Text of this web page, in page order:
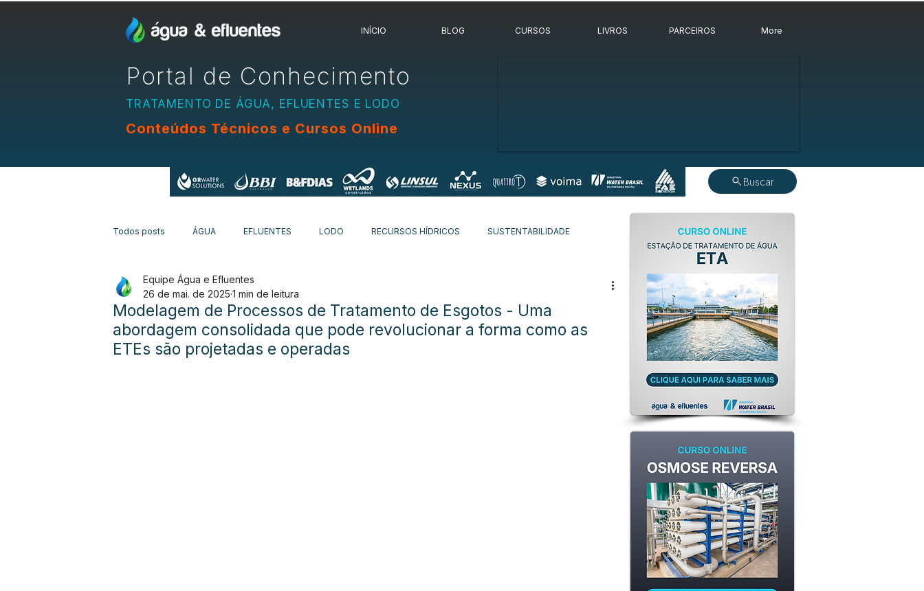
INÍCIO BLOG CURSOS LIVROS PARCEIROS More
Portal de Conhecimento
TRATAMENTO DE ÁGUA, EFLUENTES E LODO
Conteúdos Técnicos e Cursos Online
Buscar
Todos posts ÁGUA EFLUENTES LODO RECURSOS HÍDRICOS SUSTENTABILIDADE
EQUIPAMENTOS CURSOS
Modelagem de Processos de Tratamento de Esgotos - Uma
abordagem consolidada que pode revolucionar a forma como as
ETEs são projetadas e operadas
Equipe Água e Efluentes
26 de mai. de 2025 1 min de leitura